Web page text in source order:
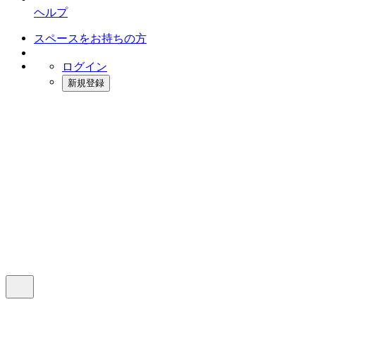
ヘルプ
スペースをお持ちの方
ログイン
新規登録